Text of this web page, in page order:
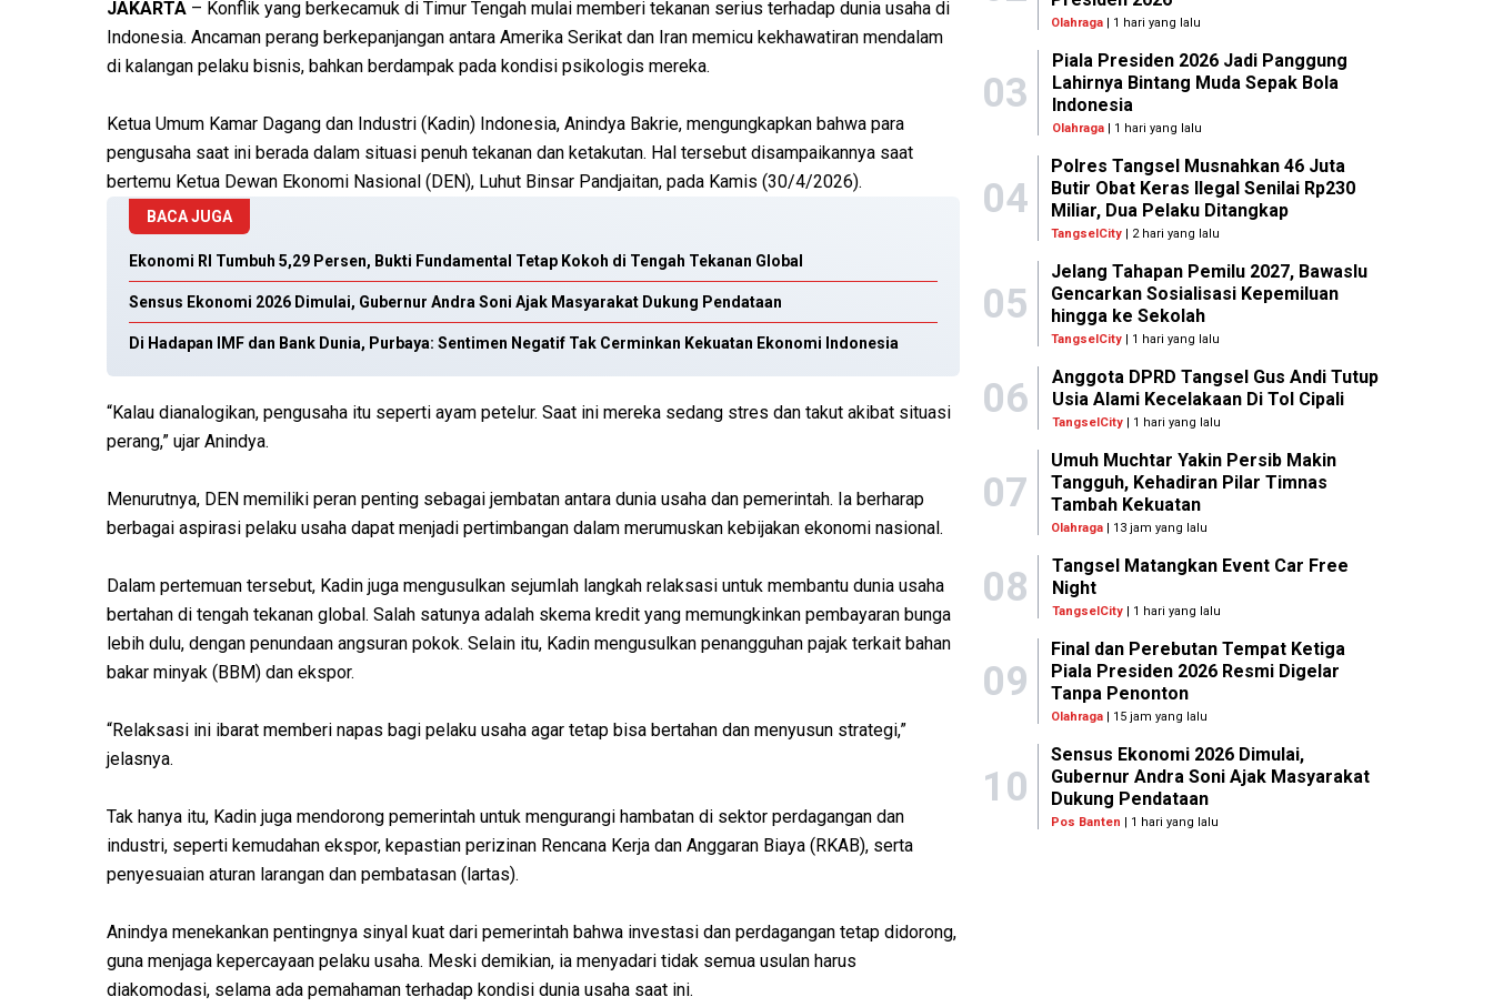
JAKARTA – Konflik yang berkecamuk di Timur Tengah mulai memberi tekanan serius terhadap dunia usaha di
Indonesia. Ancaman perang berkepanjangan antara Amerika Serikat dan Iran memicu kekhawatiran mendalam
di kalangan pelaku bisnis, bahkan berdampak pada kondisi psikologis mereka.
Ketua Umum Kamar Dagang dan Industri (Kadin) Indonesia, Anindya Bakrie, mengungkapkan bahwa para
pengusaha saat ini berada dalam situasi penuh tekanan dan ketakutan. Hal tersebut disampaikannya saat
bertemu Ketua Dewan Ekonomi Nasional (DEN), Luhut Binsar Pandjaitan, pada Kamis (30/4/2026).
BACA JUGA
Ekonomi RI Tumbuh 5,29 Persen, Bukti Fundamental Tetap Kokoh di Tengah Tekanan Global
Sensus Ekonomi 2026 Dimulai, Gubernur Andra Soni Ajak Masyarakat Dukung Pendataan
Di Hadapan IMF dan Bank Dunia, Purbaya: Sentimen Negatif Tak Cerminkan Kekuatan Ekonomi Indonesia
“Kalau dianalogikan, pengusaha itu seperti ayam petelur. Saat ini mereka sedang stres dan takut akibat situasi
perang,” ujar Anindya.
Menurutnya, DEN memiliki peran penting sebagai jembatan antara dunia usaha dan pemerintah. Ia berharap
berbagai aspirasi pelaku usaha dapat menjadi pertimbangan dalam merumuskan kebijakan ekonomi nasional.
Dalam pertemuan tersebut, Kadin juga mengusulkan sejumlah langkah relaksasi untuk membantu dunia usaha
bertahan di tengah tekanan global. Salah satunya adalah skema kredit yang memungkinkan pembayaran bunga
lebih dulu, dengan penundaan angsuran pokok. Selain itu, Kadin mengusulkan penangguhan pajak terkait bahan
bakar minyak (BBM) dan ekspor.
“Relaksasi ini ibarat memberi napas bagi pelaku usaha agar tetap bisa bertahan dan menyusun strategi,”
jelasnya.
Tak hanya itu, Kadin juga mendorong pemerintah untuk mengurangi hambatan di sektor perdagangan dan
industri, seperti kemudahan ekspor, kepastian perizinan Rencana Kerja dan Anggaran Biaya (RKAB), serta
penyesuaian aturan larangan dan pembatasan (lartas).
Anindya menekankan pentingnya sinyal kuat dari pemerintah bahwa investasi dan perdagangan tetap didorong,
guna menjaga kepercayaan pelaku usaha. Meski demikian, ia menyadari tidak semua usulan harus
diakomodasi, selama ada pemahaman terhadap kondisi dunia usaha saat ini.
Olahraga | 1 hari yang lalu
03
Piala Presiden 2026 Jadi Panggung
Lahirnya Bintang Muda Sepak Bola
Indonesia
Olahraga| 1 hari yang lalu
04
Polres Tangsel Musnahkan 46 Juta
Butir Obat Keras Ilegal Senilai Rp230
Miliar, Dua Pelaku Ditangkap
TangselCity | 2 hari yang lalu
05
Jelang Tahapan Pemilu 2027, Bawaslu
Gencarkan Sosialisasi Kepemiluan
hingga ke Sekolah
TangselCity | 1 hari yang lalu
06
Anggota DPRD Tangsel Gus Andi Tutup
Usia Alami Kecelakaan Di Tol Cipali
TangselCity| 1 hari yang lalu
07
Umuh Muchtar Yakin Persib Makin
Tangguh, Kehadiran Pilar Timnas
Tambah Kekuatan
Olahraga | 13 jam yang lalu
08
Tangsel Matangkan Event Car Free
Night
TangselCity| 1 hari yang lalu
09
Final dan Perebutan Tempat Ketiga
Piala Presiden 2026 Resmi Digelar
Tanpa Penonton
Olahraga | 15 jam yang lalu
10
Sensus Ekonomi 2026 Dimulai,
Gubernur Andra Soni Ajak Masyarakat
Dukung Pendataan
Pos Banten | 1 hari yang lalu